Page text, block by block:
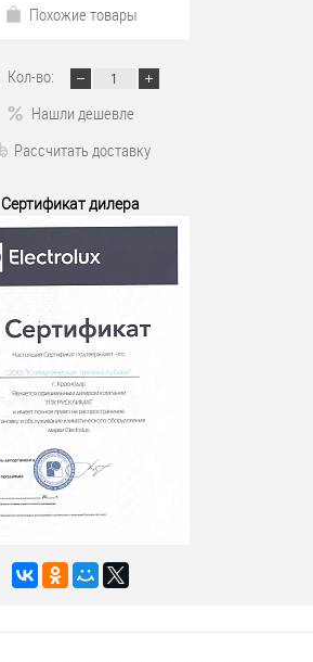
Похожие товары
Кол-во:
Нашли дешевле
Рассчитать доставку
Сертификат дилера